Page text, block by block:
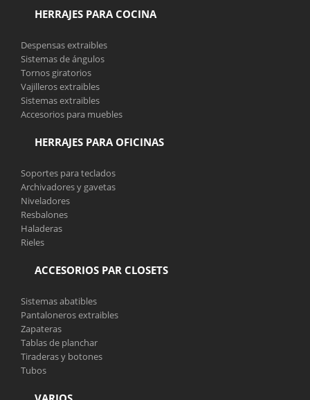
HERRAJES PARA COCINA
Despensas extraibles
Sistemas de ángulos
Tornos giratorios
Vajilleros extraibles
Sistemas extraibles
Accesorios para muebles
HERRAJES PARA OFICINAS
Soportes para teclados
Archivadores y gavetas
Niveladores
Resbalones
Haladeras
Rieles
ACCESORIOS PAR CLOSETS
Sistemas abatibles
Pantaloneros extraibles
Zapateras
Tablas de planchar
Tiraderas y botones
Tubos